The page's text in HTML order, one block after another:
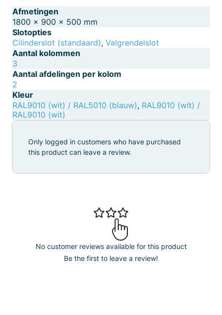
Afmetingen
1800 × 900 × 500 mm
Slotopties
Cilinderslot (standaard), Valgrendelslot
Aantal kolommen
3
Aantal afdelingen per kolom
2
Kleur
RAL9010 (wit) / RAL5010 (blauw), RAL9010 (wit) /
RAL9010 (wit)
No customer reviews available for this product
Be the first to leave a review!
Only logged in customers who have purchased
this product can leave a review.